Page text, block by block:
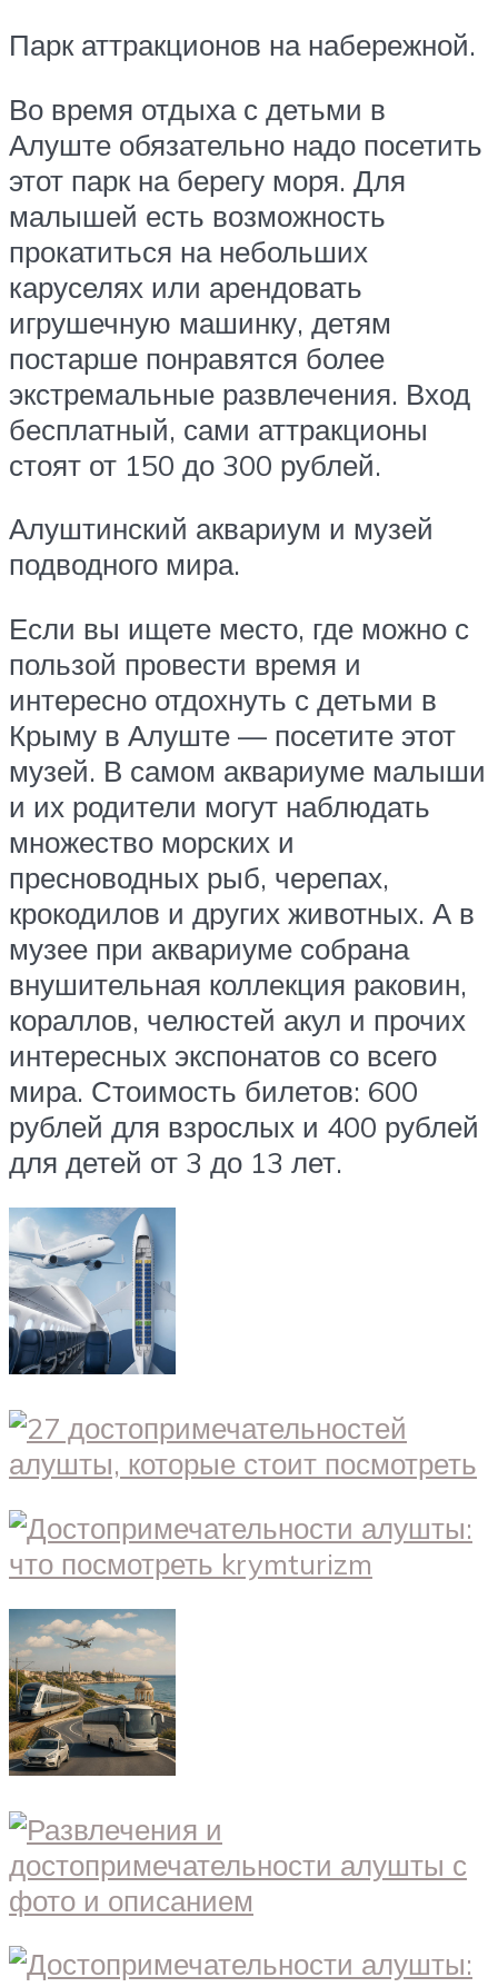
Парк аттракционов на набережной.
Во время отдыха с детьми в
Алуште обязательно надо посетить
этот парк на берегу моря. Для
малышей есть возможность
прокатиться на небольших
каруселях или арендовать
игрушечную машинку, детям
постарше понравятся более
экстремальные развлечения. Вход
бесплатный, сами аттракционы
стоят от 150 до 300 рублей.
Алуштинский аквариум и музей
подводного мира.
Если вы ищете место, где можно с
пользой провести время и
интересно отдохнуть с детьми в
Крыму в Алуште — посетите этот
музей. В самом аквариуме малыши
и их родители могут наблюдать
множество морских и
пресноводных рыб, черепах,
крокодилов и других животных. А в
музее при аквариуме собрана
внушительная коллекция раковин,
кораллов, челюстей акул и прочих
интересных экспонатов со всего
мира. Стоимость билетов: 600
рублей для взрослых и 400 рублей
для детей от 3 до 13 лет.